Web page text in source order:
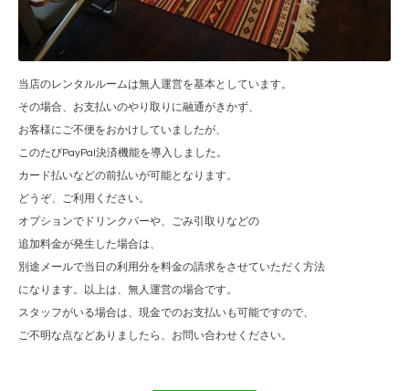
当店のレンタルルームは無人運営を基本としています。
その場合、お支払いのやり取りに融通がきかず、
お客様にご不便をおかけしていましたが、
このたびPayPal 決済機能を導入しました。
カード払いなどの前払いが可能となります。
どうぞ、ご利用ください。
オプションでドリンクバーや、ごみ引取りなどの
追加料金が発生した場合は、
別途メールで当日の利用分を料金の請求をさせていただく方法
になります。以上は、無人運営の場合です。
スタッフがいる場合は、現金でのお支払いも可能ですので、
ご不明な点などありましたら、お問い合わせください。